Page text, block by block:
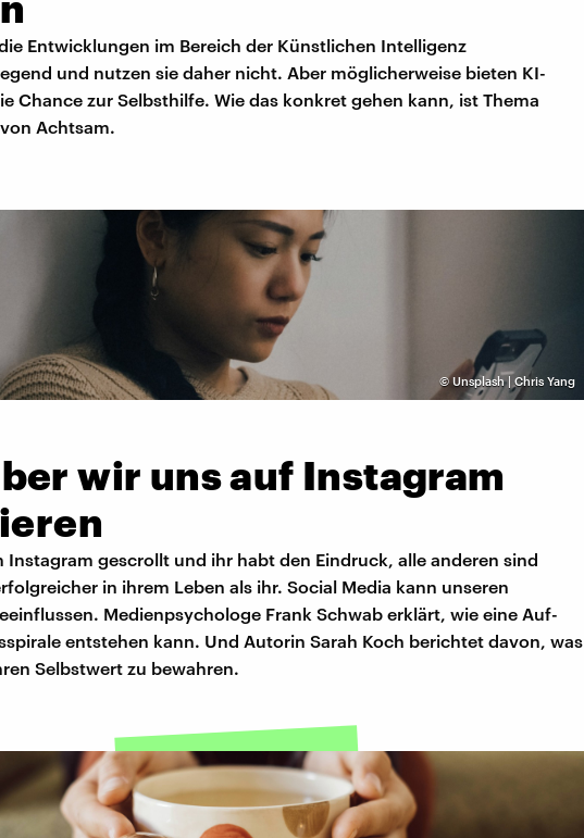
Entwicklungen im Bereich der Künstlichen Intelligenz
und nutzen sie daher nicht. Aber möglicherweise bieten KI-
Chance zur Selbsthilfe. Wie das konkret gehen kann, ist Thema
Achtsam.
©Unsplash | Chris Yang
wir uns auf Instagram
Instagram gescrollt und ihr habt den Eindruck, alle anderen sind
in ihrem Leben als ihr. Social Media kann unseren
Medienpsychologe Frank Schwab erklärt, wie eine Auf-
entstehen kann. Und Autorin Sarah Koch berichtet davon, was
Selbstwert zu bewahren.